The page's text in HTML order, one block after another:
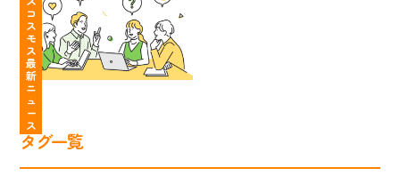
問
大
公
開」
ス
個
性
を
活
か
し
て、
コ
ー
ル
ス
コ
ス
モ
ス
最
新
ニ
ュ
ー
ス
コ
ス
モ
ス
の
コ
ン
タ
ク
ト
タグ一覧